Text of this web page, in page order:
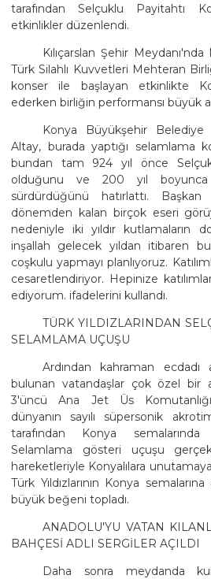
tarafından Selçuklu Payitahtı
etkinlikler düzenlendi.
Kılıçarslan Şehir
Türk Silahlı Kuvvetleri Mehteran
konser ile başlayan etkinlikte
ederken birliğin performansı büyük
Konya Büyükşehir Belediye
Altay, burada yaptığı selamlama
bundan tam 924 yıl önce
olduğunu ve 200 yıl
sürdürdüğünü hatırlattı.
dönemden kalan birçok eseri
nedeniyle iki yıldır kutlamaların
inşallah gelecek yıldan itibaren
coşkulu yapmayı planlıyoruz.
cesaretlendiriyor. Hepinize
ediyorum. ifadelerini kullandı.
TÜRK YILDIZLARINDAN
SELAMLAMA UÇUŞU
Ardından kahraman
bulunan vatandaşlar çok özel bir
3'üncü Ana Jet Üs
dünyanın sayılı süpersonik
tarafından Konya semalarında
Selamlama gösteri uçuşu
hareketleriyle Konyalılara
Türk Yıldızlarının Konya
büyük beğeni topladı.
ANADOLU'YU VATAN
BAHÇESİ ADLI SERGİLER AÇILDI
Daha sonra meydanda